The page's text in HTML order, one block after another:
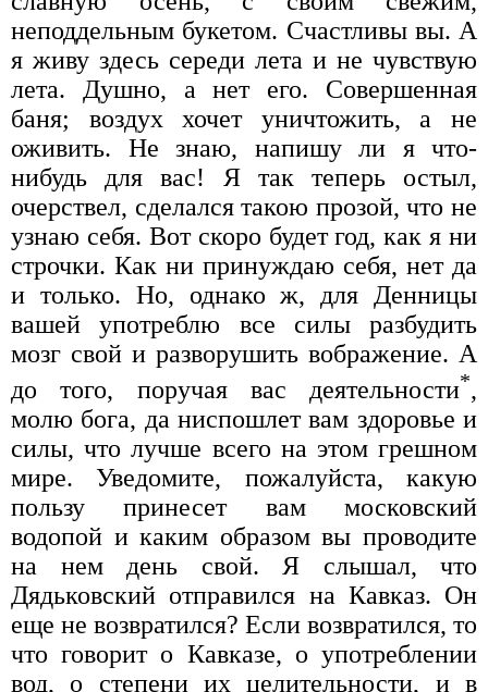
неподдельным букетом. Счастливы вы. А
я живу здесь середи лета и не чувствую
лета. Душно, а нет его. Совершенная
баня; воздух хочет уничтожить, а не
оживить. Не знаю, напишу ли я что-
нибудь для вас! Я так теперь остыл,
очерствел, сделался такою прозой, что не
узнаю себя. Вот скоро будет год, как я ни
строчки. Как ни принуждаю себя, нет да
и только. Но, однако ж, для Денницы
вашей употреблю все силы разбудить
мозг свой и разворушить вображение. А
до того, поручая вас деятельности*,
молю бога, да ниспошлет вам здоровье и
силы, что лучше всего на этом грешном
мире. Уведомите, пожалуйста, какую
пользу принесет вам московский
водопой и каким образом вы проводите
на нем день свой. Я слышал, что
Дядьковский отправился на Кавказ. Он
еще не возвратился? Если возвратился, то
что говорит о Кавказе, о употреблении
вод, о степени их целительности, и в